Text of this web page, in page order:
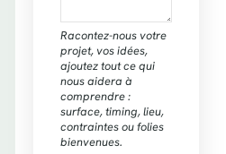
Racontez-nous votre
projet, vos idées,
ajoutez tout ce qui
nous aidera à
comprendre :
surface, timing, lieu,
contraintes ou folies
bienvenues.